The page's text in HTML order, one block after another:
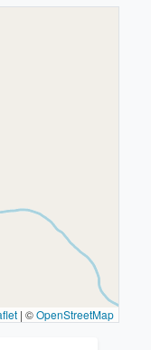
| ©OpenStreetMap